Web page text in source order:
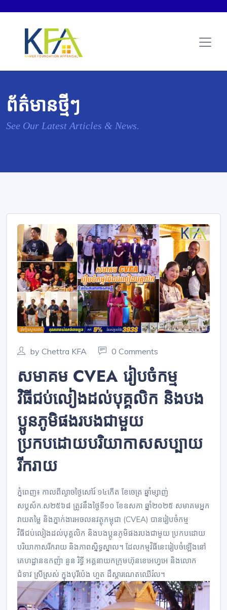
ព័ត៌មានថ្មីៗ
See Our Latest Articles & News.
by Chettra KFA 0 Comments
សមាគម CVEA រៀបចំកម្ម
វិធីជប់លៀងដល់បុគ្គលិក និងបង
ប្អូនភូមិផងរបងជាមួយ
ប្រកបដោយបរិយាកាសសប្បាយ
រីករាយ
ភ្នំពេញ៖ កាលពីល្ងាចថ្ងៃសៅរ៍ ១៤កើត ខែចេត្រ ឆ្នាំម្សាញ់
សប្តស័ក.ស២៥៦៨ ត្រូវនឹងថ្ងៃទី១០ ខែឧសភា ឆ្នាំ២០២៥ សមាគមអ្នក
វាយតម្លៃ និងភ្នាក់ងារអចលនវត្ថុកម្ពុជា (CVEA) បានរៀបចំកម្ម
វិធីជប់លៀងដល់បុគ្គលិក និងបងប្អូនភូមិផងរបងជាមួយ ប្រកបដោយ
បរិយាកាសរីករាយ និងភាពស្និទ្ធស្នាល។ ដែលកម្មវិធីនេះរៀបចំឡើងនៅ
គេហដ្ឋានឧកញ៉ា នួន រិទ្ធី អគ្គនាយកក្រុមហ៊ុនខេអេហ្វអេ និងលោក
ជំទាវ ស្រីស្រស់ ក្នុងបុរីប៉េង ហួត ដឹស្តារណេតឈើរ៉ល។